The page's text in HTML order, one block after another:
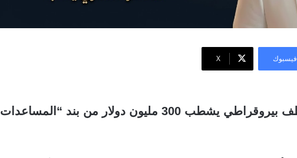
فيسبوك ‫X
في مبنى الكونجرس، موظف بيروقراطي يشطب 300 مليون دولار من بند “المساعدات